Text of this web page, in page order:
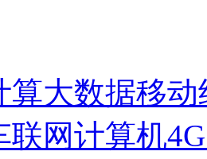
算大数据移动
联网计算机